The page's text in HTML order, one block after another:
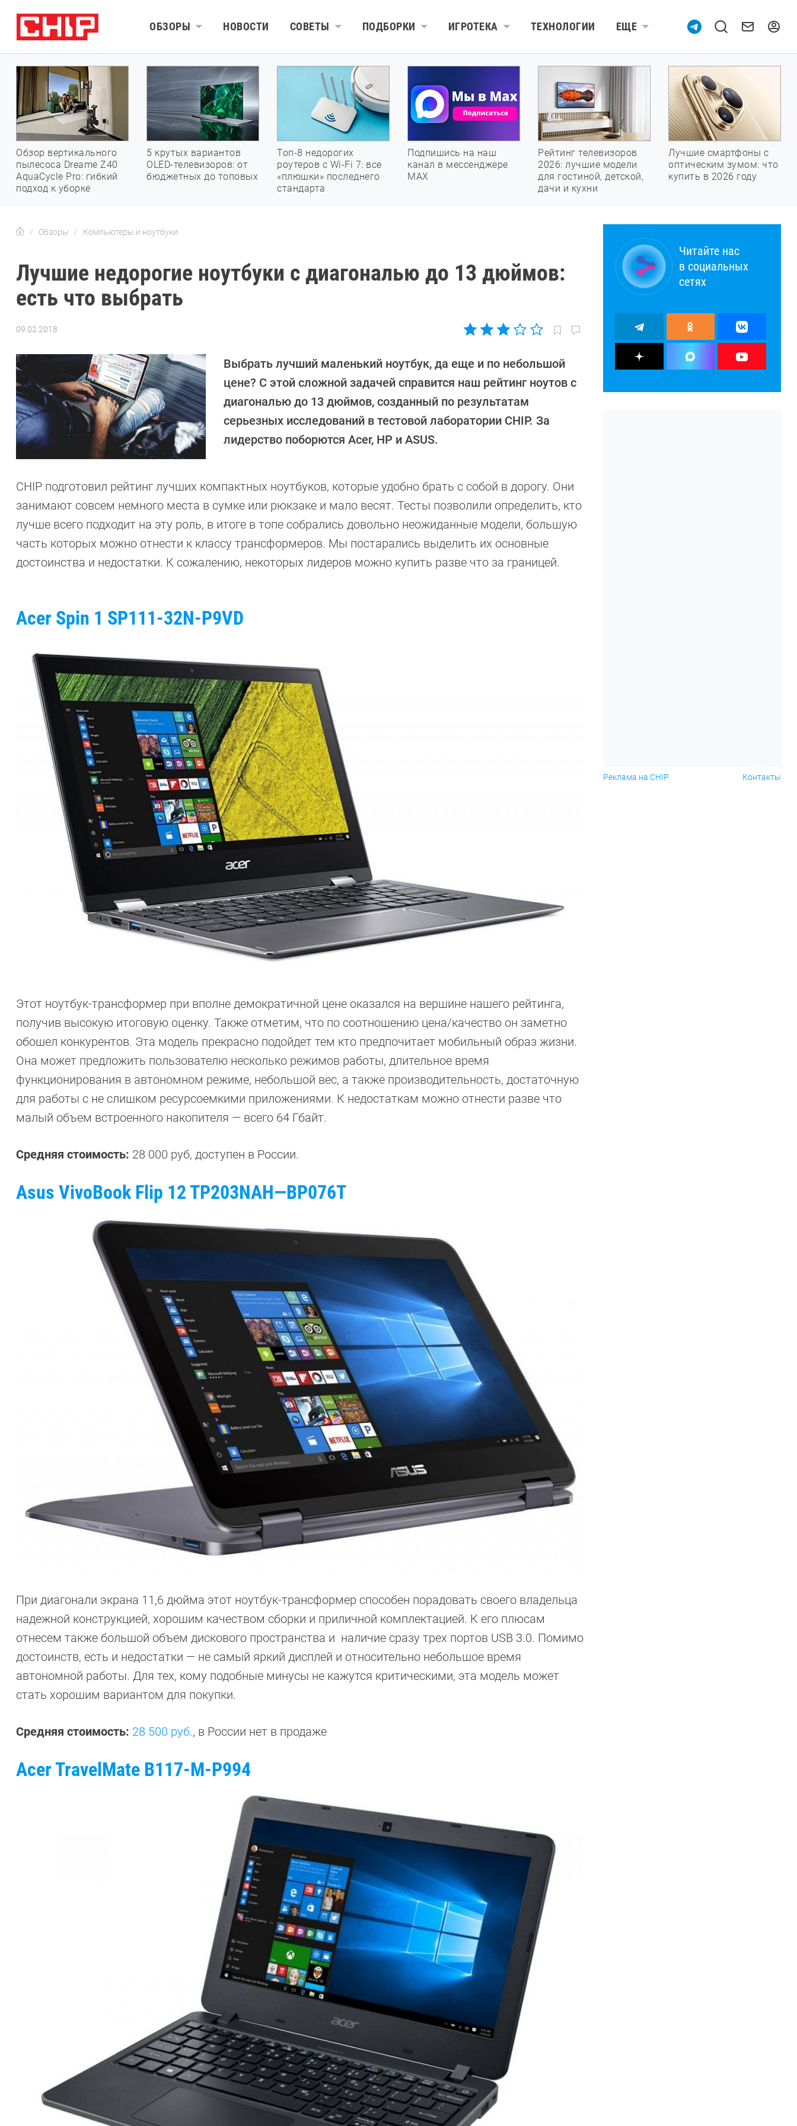
ОБЗОРЫ НОВОСТИ СОВЕТЫ ПОДБОРКИ ИГРОТЕКА ТЕХНОЛОГИИ ЕЩЕ
Обзор вертикального
пылесоса Dreame Z40
AquaCycle Pro: гибкий
подход к уборке
5 крутых вариантов
OLED-телевизоров: от
бюджетных до топовых
Топ-8 недорогих
роутеров с Wi-Fi 7: все
«плюшки» последнего
стандарта
Подпишись на наш
канал в мессенджере
МАХ
Рейтинг телевизоров
2026: лучшие модели
для гостиной, детской,
дачи и кухни
Лучшие смартфоны с
оптическим зумом: что
купить в 2026 году
Обзоры Компьютеры и ноутбуки
Лучшие недорогие ноутбуки с диагональю до 13 дюймов:
есть что выбрать
09.02.2018
Динаев
Выбрать лучший маленький ноутбук, да еще и по небольшой
цене? С этой сложной задачей справится наш рейтинг ноутов с
диагональю до 13 дюймов, созданный по результатам
серьезных исследований в тестовой лаборатории CHIP. За
лидерство поборются Acer, HP и ASUS.
CHIP подготовил рейтинг лучших компактных ноутбуков, которые удобно брать с собой в дорогу. Они
занимают совсем немного места в сумке или рюкзаке и мало весят. Тесты позволили определить, кто
лучше всего подходит на эту роль, в итоге в топе собрались довольно неожиданные модели, большую
часть которых можно отнести к классу трансформеров. Мы постарались выделить их основные
достоинства и недостатки. К сожалению, некоторых лидеров можно купить разве что за границей.
Acer Spin 1 SP111-32N-P9VD
Этот ноутбук-трансформер при вполне демократичной цене оказался на вершине нашего рейтинга,
получив высокую итоговую оценку. Также отметим, что по соотношению цена/качество он заметно
обошел конкурентов. Эта модель прекрасно подойдет тем кто предпочитает мобильный образ жизни.
Она может предложить пользователю несколько режимов работы, длительное время
функционирования в автономном режиме, небольшой вес, а также производительность, достаточную
для работы с не слишком ресурсоемкими приложениями. К недостаткам можно отнести разве что
малый объем встроенного накопителя — всего 64 Гбайт.
Средняя стоимость: 28 000 руб, доступен в России.
Asus VivoBook Flip 12TP203NAH—BP076T
При диагонали экрана 11,6 дюйма этот ноутбук-трансформер способен порадовать своего владельца
надежной конструкцией, хорошим качеством сборки и приличной комплектацией. К его плюсам
отнесем также большой объем дискового пространства и наличие сразу трех портов USB 3.0. Помимо
достоинств, есть и недостатки — не самый яркий дисплей и относительно небольшое время
автономной работы. Для тех, кому подобные минусы не кажутся критическими, эта модель может
стать хорошим вариантом для покупки.
Средняя стоимость: 28 500 руб., в России нет в продаже
Acer TravelMate B117-M-P994
Читайте нас
в социальных
сетях
Реклама на CHIP Контакты